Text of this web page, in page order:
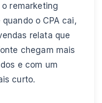
remarketing
o CPA cai,
relata que
chegam mais
e com um
curto.